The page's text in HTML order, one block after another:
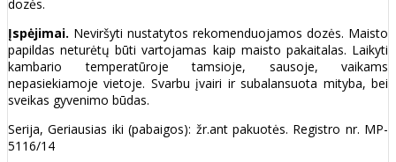
dozės.
Įspėjimai. Neviršyti nustatytos rekomenduojamos dozės. Maisto
papildas neturėtų būti vartojamas kaip maisto pakaitalas. Laikyti
kambario temperatūroje tamsioje, sausoje, vaikams
nepasiekiamoje vietoje. Svarbu įvairi ir subalansuota mityba, bei
sveikas gyvenimo būdas.
Serija, Geriausias iki (pabaigos): žr.ant pakuotės. Registro nr. MP-
5116/14